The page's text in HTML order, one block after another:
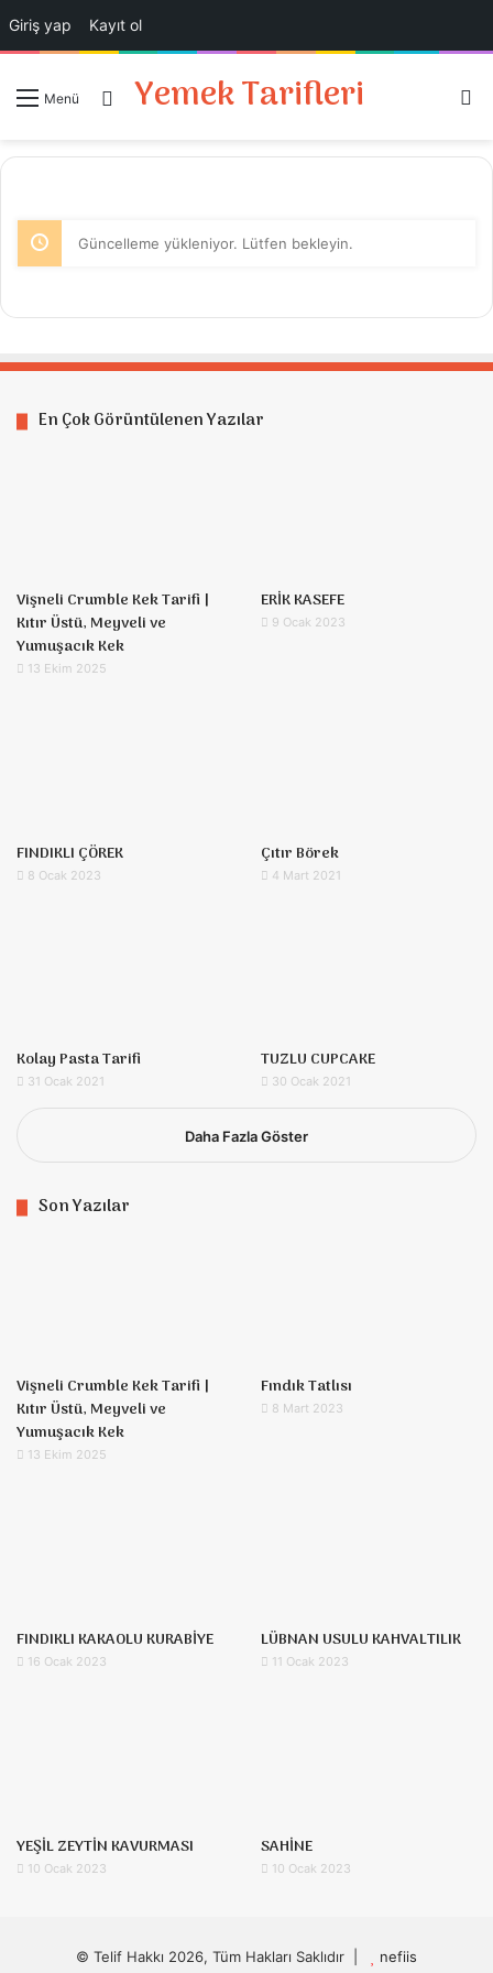
Giriş yap Kayıt ol
Menü Giriş Yap
Yemek Tarifleri
Güncelleme yükleniyor. Lütfen bekleyin.
En Çok Görüntülenen Yazılar
Vişneli Crumble Kek Tarifi |
Kıtır Üstü, Meyveli ve
Yumuşacık Kek
13 Ekim 2025
ERİK KASEFE
9 Ocak 2023
FINDIKLI ÇÖREK
8 Ocak 2023
Çıtır Börek
4 Mart 2021
Kolay Pasta Tarifi
31 Ocak 2021
TUZLU CUPCAKE
30 Ocak 2021
Daha Fazla Göster
Son Yazılar
Vişneli Crumble Kek Tarifi |
Kıtır Üstü, Meyveli ve
Yumuşacık Kek
13 Ekim 2025
Fındık Tatlısı
8 Mart 2023
FINDIKLI KAKAOLU KURABİYE
16 Ocak 2023
LÜBNAN USULU KAHVALTILIK
11 Ocak 2023
YEŞİL ZEYTİN KAVURMASI
10 Ocak 2023
SAHİNE
10 Ocak 2023
© Telif Hakkı 2026, Tüm Hakları Saklıdır | nefiis